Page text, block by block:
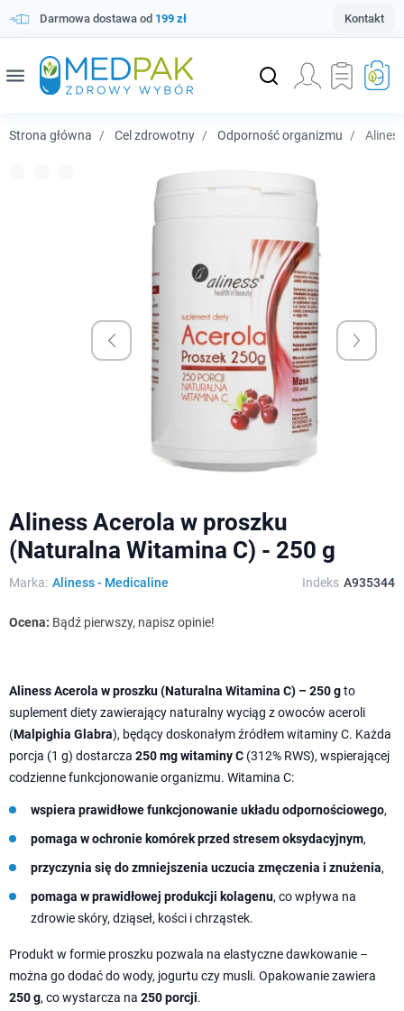
Darmowa dostawa od 199 zł Kontakt
menu
Strona główna Cel zdrowotny Odporność organizmu
Aliness Acerola w proszku
(Naturalna Witamina C) - 250 g
Marka: Aliness - Medicaline Indeks A935344
Ocena: Bądź pierwszy, napisz opinie!
Aliness Acerola w proszku (Naturalna Witamina C) – 250 gto
suplement diety zawierający naturalny wyciąg z owoców aceroli
(Malpighia Glabra), będący doskonałym źródłem witaminy C. Każda
porcja (1 g) dostarcza 250 mg witaminy C (312% RWS), wspierającej
codzienne funkcjonowanie organizmu. Witamina C:
wspiera prawidłowe funkcjonowanie układu odpornościowego,
pomaga w ochronie komórek przed stresem oksydacyjnym,
przyczynia się do zmniejszenia uczucia zmęczenia i znużenia,
pomaga w prawidłowej produkcji kolagenu, co wpływa na
zdrowie skóry, dziąseł, kości i chrząstek.
Produkt w formie proszku pozwala na elastyczne dawkowanie –
można go dodać do wody, jogurtu czy musli. Opakowanie zawiera
250 g, co wystarcza na 250 porcji.